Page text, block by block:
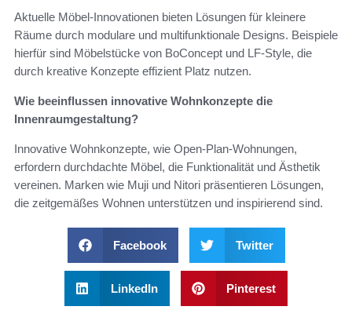
Aktuelle Möbel-Innovationen bieten Lösungen für kleinere
Räume durch modulare und multifunktionale Designs. Beispiele
hierfür sind Möbelstücke von BoConcept und LF-Style, die
durch kreative Konzepte effizient Platz nutzen.
Wie beeinflussen innovative Wohnkonzepte die
Innenraumgestaltung?
Innovative Wohnkonzepte, wie Open-Plan-Wohnungen,
erfordern durchdachte Möbel, die Funktionalität und Ästhetik
vereinen. Marken wie Muji und Nitori präsentieren Lösungen,
die zeitgemäßes Wohnen unterstützen und inspirierend sind.
Facebook Twitter
LinkedIn Pinterest